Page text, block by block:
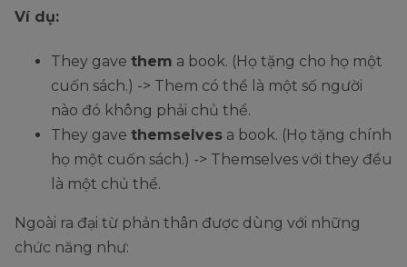
Ví dụ:
They gave them a book. (Họ tặng cho họ một
cuốn sách.) -> Them có thể là một số người
nào đó không phải chủ thể.
They gave themselves a book. (Họ tặng chính
họ một cuốn sách.) -> Themselves với they đều
là một chủ thể.
Ngoài ra đại từ phản thân được dùng với những
chức năng như: